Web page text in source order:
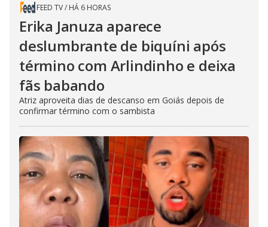
FEED TV/ HÁ 6 HORAS
Erika Januza aparece
deslumbrante de biquíni após
término com Arlindinho e deixa
fãs babando
Atriz aproveita dias de descanso em Goiás depois de
confirmar término com o sambista